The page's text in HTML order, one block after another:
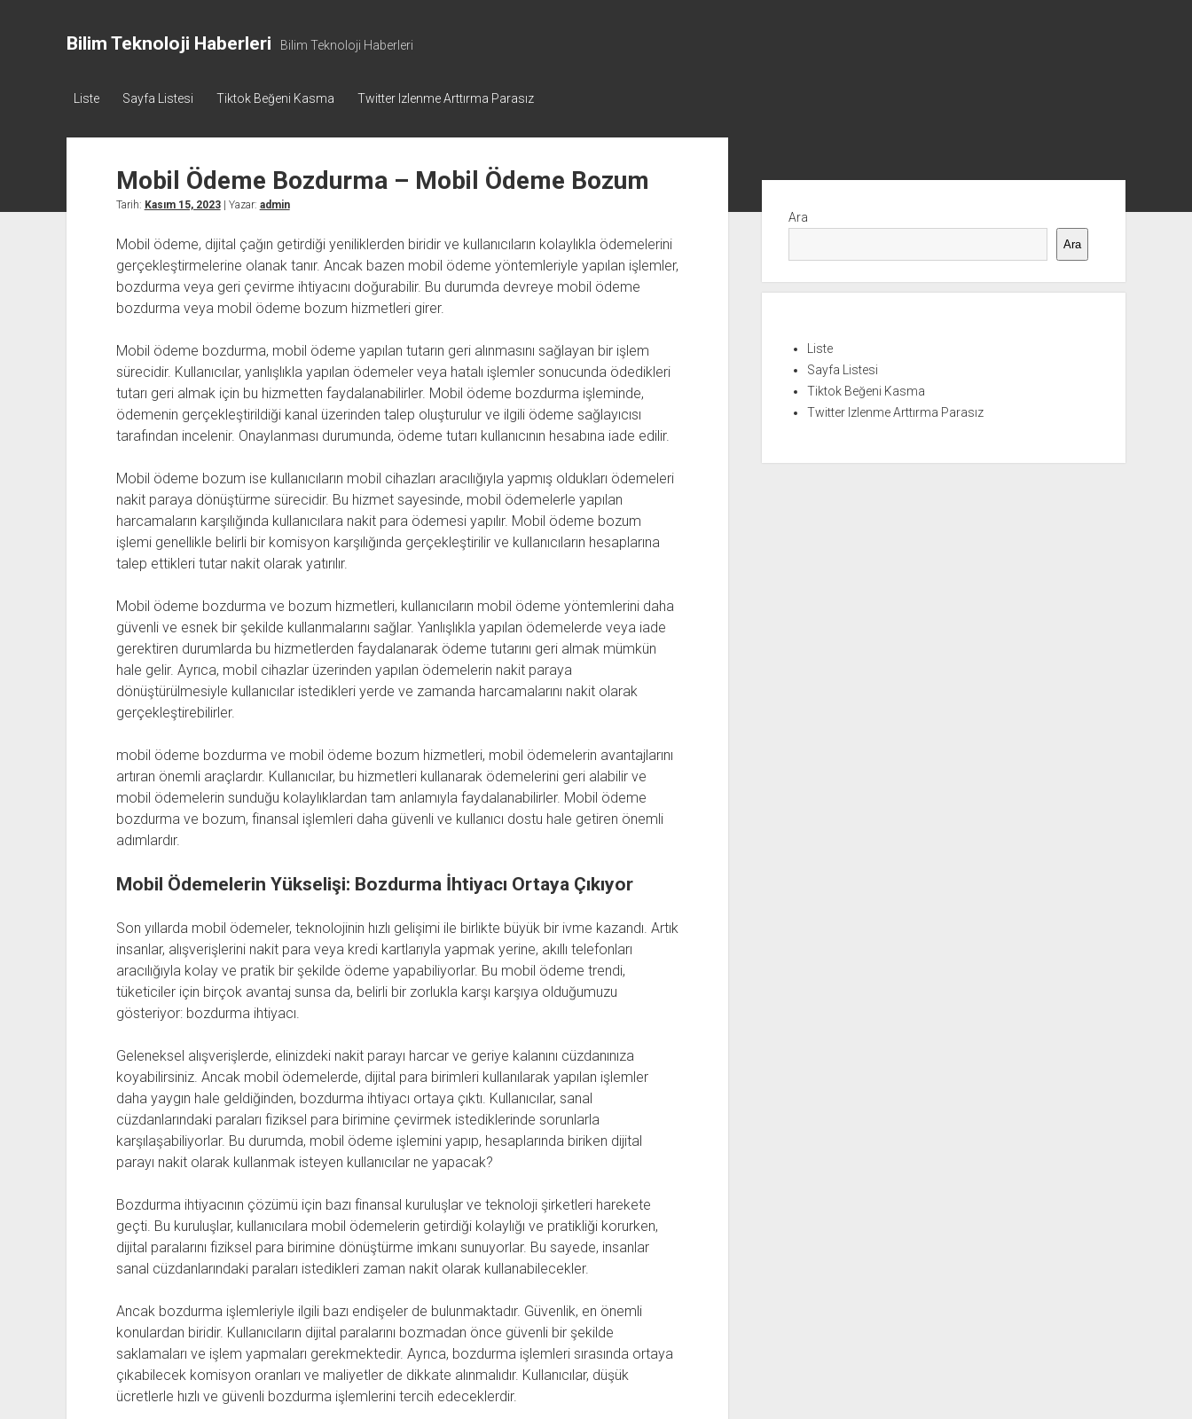
Bilim Teknoloji Haberleri Bilim Teknoloji Haberleri
Liste Sayfa Listesi Tiktok Beğeni Kasma Twitter Izlenme Arttırma Parasız
Mobil Ödeme Bozdurma – Mobil Ödeme Bozum
Tarih: Kasım 15, 2023| Yazar: admin
Mobil ödeme, dijital çağın getirdiği yeniliklerden biridir ve kullanıcıların kolaylıkla ödemelerini
gerçekleştirmelerine olanak tanır. Ancak bazen mobil ödeme yöntemleriyle yapılan işlemler,
bozdurma veya geri çevirme ihtiyacını doğurabilir. Bu durumda devreye mobil ödeme
bozdurma veya mobil ödeme bozum hizmetleri girer.
Mobil ödeme bozdurma, mobil ödeme yapılan tutarın geri alınmasını sağlayan bir işlem
sürecidir. Kullanıcılar, yanlışlıkla yapılan ödemeler veya hatalı işlemler sonucunda ödedikleri
tutarı geri almak için bu hizmetten faydalanabilirler. Mobil ödeme bozdurma işleminde,
ödemenin gerçekleştirildiği kanal üzerinden talep oluşturulur ve ilgili ödeme sağlayıcısı
tarafından incelenir. Onaylanması durumunda, ödeme tutarı kullanıcının hesabına iade edilir.
Mobil ödeme bozum ise kullanıcıların mobil cihazları aracılığıyla yapmış oldukları ödemeleri
nakit paraya dönüştürme sürecidir. Bu hizmet sayesinde, mobil ödemelerle yapılan
harcamaların karşılığında kullanıcılara nakit para ödemesi yapılır. Mobil ödeme bozum
işlemi genellikle belirli bir komisyon karşılığında gerçekleştirilir ve kullanıcıların hesaplarına
talep ettikleri tutar nakit olarak yatırılır.
Mobil ödeme bozdurma ve bozum hizmetleri, kullanıcıların mobil ödeme yöntemlerini daha
güvenli ve esnek bir şekilde kullanmalarını sağlar. Yanlışlıkla yapılan ödemelerde veya iade
gerektiren durumlarda bu hizmetlerden faydalanarak ödeme tutarını geri almak mümkün
hale gelir. Ayrıca, mobil cihazlar üzerinden yapılan ödemelerin nakit paraya
dönüştürülmesiyle kullanıcılar istedikleri yerde ve zamanda harcamalarını nakit olarak
gerçekleştirebilirler.
mobil ödeme bozdurma ve mobil ödeme bozum hizmetleri, mobil ödemelerin avantajlarını
artıran önemli araçlardır. Kullanıcılar, bu hizmetleri kullanarak ödemelerini geri alabilir ve
mobil ödemelerin sunduğu kolaylıklardan tam anlamıyla faydalanabilirler. Mobil ödeme
bozdurma ve bozum, finansal işlemleri daha güvenli ve kullanıcı dostu hale getiren önemli
adımlardır.
Mobil Ödemelerin Yükselişi: Bozdurma İhtiyacı Ortaya Çıkıyor
Son yıllarda mobil ödemeler, teknolojinin hızlı gelişimi ile birlikte büyük bir ivme kazandı. Artık
insanlar, alışverişlerini nakit para veya kredi kartlarıyla yapmak yerine, akıllı telefonları
aracılığıyla kolay ve pratik bir şekilde ödeme yapabiliyorlar. Bu mobil ödeme trendi,
tüketiciler için birçok avantaj sunsa da, belirli bir zorlukla karşı karşıya olduğumuzu
gösteriyor: bozdurma ihtiyacı.
Geleneksel alışverişlerde, elinizdeki nakit parayı harcar ve geriye kalanını cüzdanınıza
koyabilirsiniz. Ancak mobil ödemelerde, dijital para birimleri kullanılarak yapılan işlemler
daha yaygın hale geldiğinden, bozdurma ihtiyacı ortaya çıktı. Kullanıcılar, sanal
cüzdanlarındaki paraları fiziksel para birimine çevirmek istediklerinde sorunlarla
karşılaşabiliyorlar. Bu durumda, mobil ödeme işlemini yapıp, hesaplarında biriken dijital
parayı nakit olarak kullanmak isteyen kullanıcılar ne yapacak?
Bozdurma ihtiyacının çözümü için bazı finansal kuruluşlar ve teknoloji şirketleri harekete
geçti. Bu kuruluşlar, kullanıcılara mobil ödemelerin getirdiği kolaylığı ve pratikliği korurken,
dijital paralarını fiziksel para birimine dönüştürme imkanı sunuyorlar. Bu sayede, insanlar
sanal cüzdanlarındaki paraları istedikleri zaman nakit olarak kullanabilecekler.
Ancak bozdurma işlemleriyle ilgili bazı endişeler de bulunmaktadır. Güvenlik, en önemli
konulardan biridir. Kullanıcıların dijital paralarını bozmadan önce güvenli bir şekilde
saklamaları ve işlem yapmaları gerekmektedir. Ayrıca, bozdurma işlemleri sırasında ortaya
çıkabilecek komisyon oranları ve maliyetler de dikkate alınmalıdır. Kullanıcılar, düşük
ücretlerle hızlı ve güvenli bozdurma işlemlerini tercih edeceklerdir.
Menü
Ara
Ara
Liste
Sayfa Listesi
Tiktok Beğeni Kasma
Twitter Izlenme Arttırma Parasız